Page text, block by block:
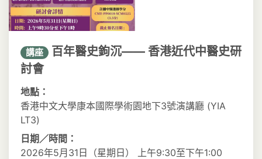
講座
百年醫史鉤沉—— 香港近代中醫史研
討會
地點：
香港中文大學康本國際學術園地下3號演講廳 (YIA
LT3)
日期／時間：
2026年5月31日（星期日） 上午9:30至下午1:00